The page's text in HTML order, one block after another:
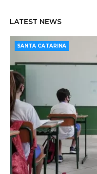
LATEST NEWS
SANTA CATARINA